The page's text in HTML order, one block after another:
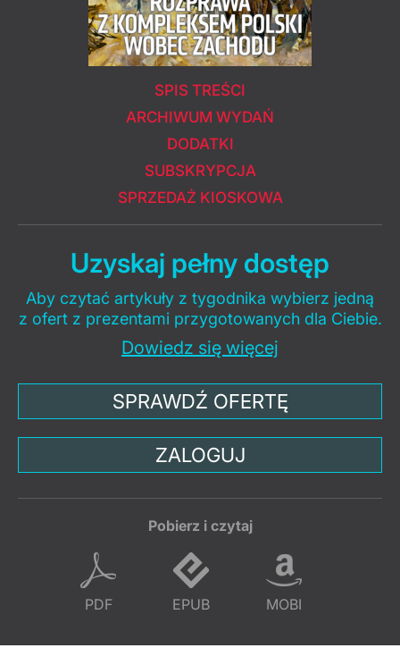
SPIS TREŚCI
ARCHIWUM WYDAŃ
DODATKI
SUBSKRYPCJA
SPRZEDAŻ KIOSKOWA
Uzyskaj pełny dostęp
Aby czytać artykuły z tygodnika wybierz jedną
z ofert z prezentami przygotowanych dla Ciebie.
Dowiedz się więcej
SPRAWDŹ OFERTĘ
ZALOGUJ
Pobierz i czytaj
PDF EPUB MOBI